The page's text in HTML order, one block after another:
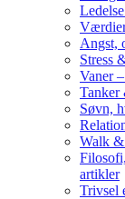
Angst,
Stress
Vaner
Tanker
Søvn,
Walk &
artikler
Trivsel